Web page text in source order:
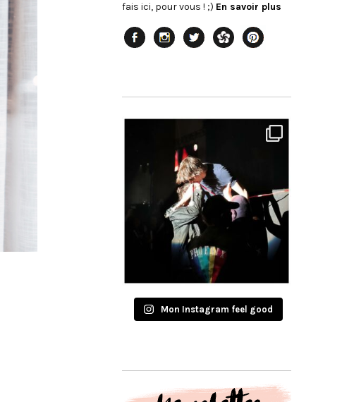
fais ici, pour vous ! ;) En savoir plus
Mon Instagram feel good